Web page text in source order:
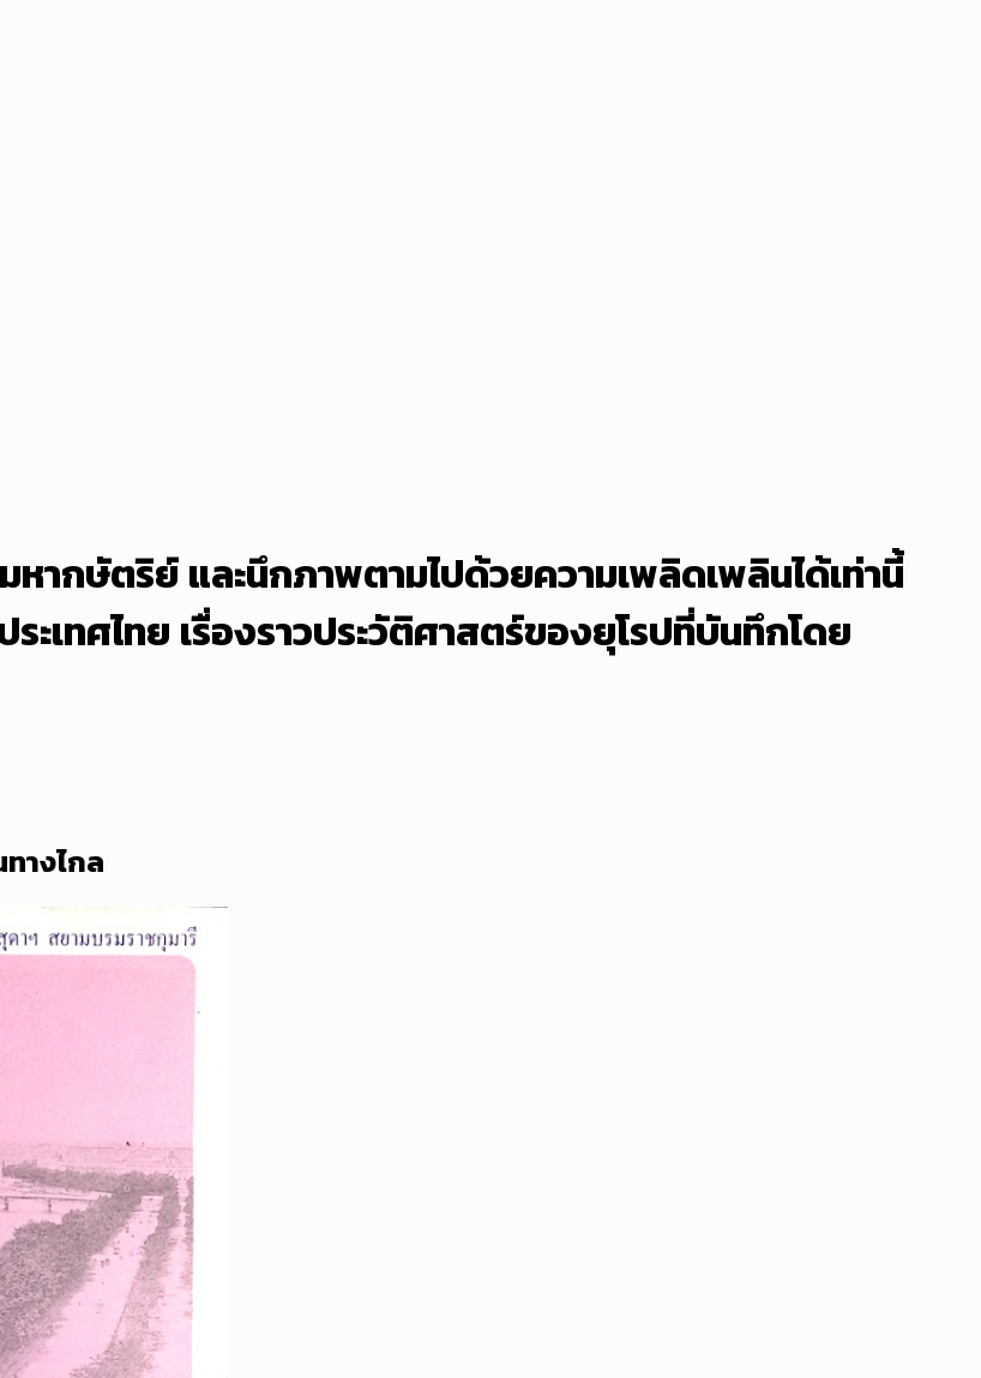
หากษัตริย์ และนึกภาพตามไปด้วยความเพลิดเพลินได้เท่านี้
เทศไทย เรื่องราวประวัติศาสตร์ของยุโรปที่บันทึกโดย
างไกล